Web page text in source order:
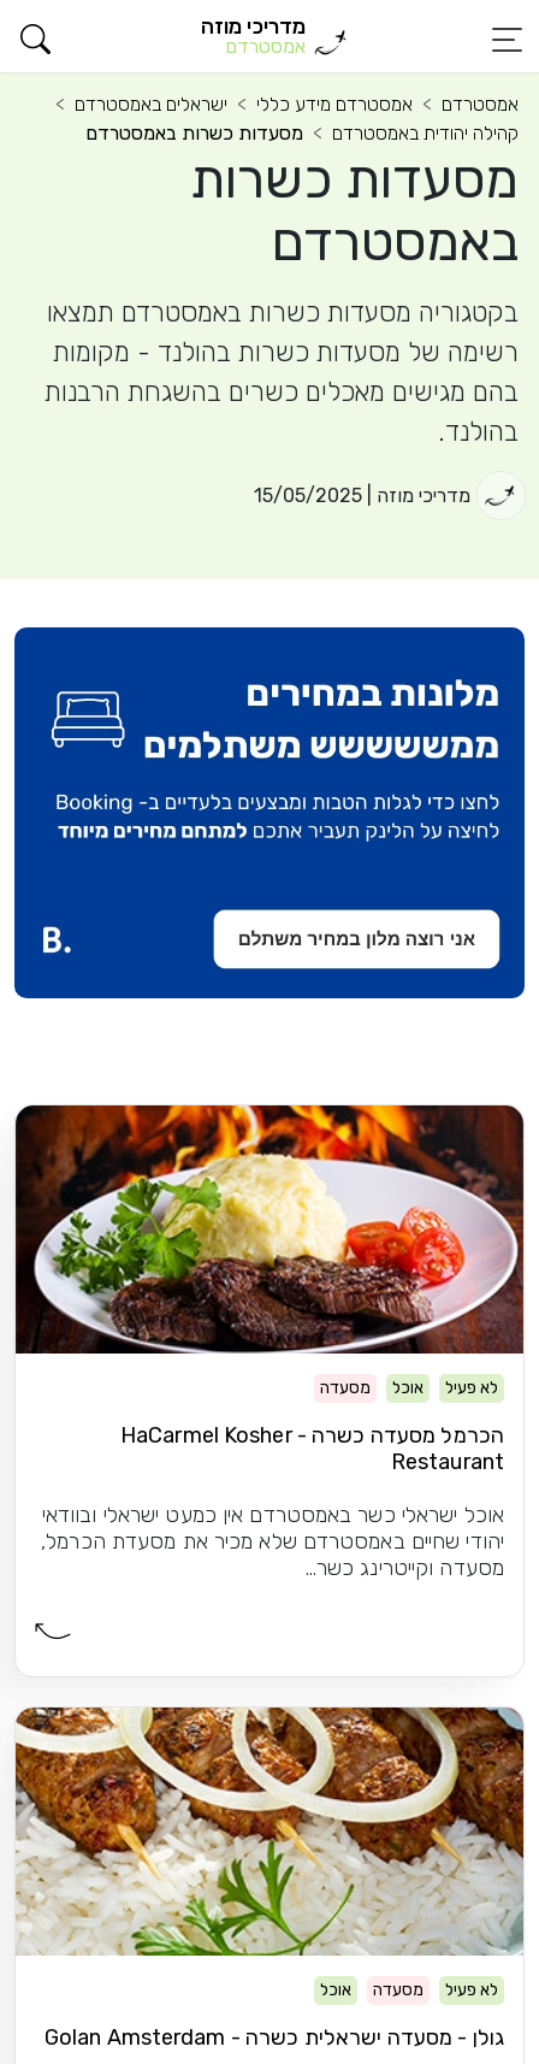
מדריכי מוזה
אמסטרדם
אמסטרדם אמסטרדם מידע כללי
ישראלים באמסטרדם
קהילה יהודית באמסטרדם
מסעדות כשרות באמסטרדם
מסעדות כשרות
באמסטרדם
בקטגוריה מסעדות כשרות באמסטרדם תמצאו
רשימה של מסעדות כשרות בהולנד - מקומות
בהם מגישים מאכלים כשרים בהשגחת הרבנות
בהולנד.
מדריכי מוזה | 15/05/2025
לא פעיל אוכל מסעדה
הכרמל מסעדה כשרה - HaCarmel Kosher
Restaurant
אוכל ישראלי כשר באמסטרדם אין כמעט ישראלי ובוודאי
יהודי שחיים באמסטרדם שלא מכיר את מסעדת הכרמל,
מסעדה וקייטרינג כשר...
לא פעיל מסעדה אוכל
גולן - מסעדה ישראלית כשרה - Golan Amsterdam